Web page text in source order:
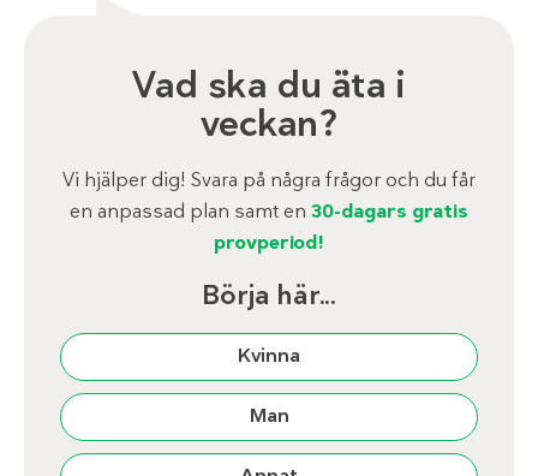
Vad ska du äta i
veckan?
Vi hjälper dig! Svara på några frågor och du får
en anpassad plan samt en 30-dagars gratis
provperiod!
Börja här...
Kvinna
Man